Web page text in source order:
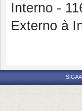
Interno -
Externo à